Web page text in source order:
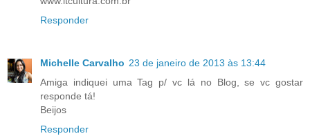
Responder
Michelle Carvalho 23 de janeiro de 2013 às 13:44
Amiga indiquei uma Tag p/ vc lá no Blog, se vc gostar
responde tá!
Beijos
Responder